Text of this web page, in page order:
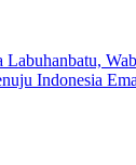
Indonesia